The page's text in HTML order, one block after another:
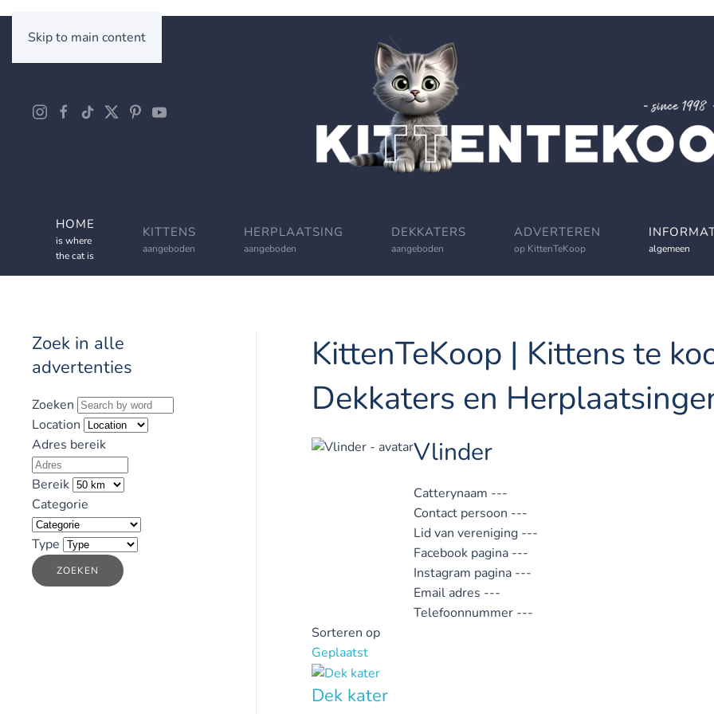
Skip to main content
HOME
is where
the cat is
KITTENS
aangeboden
HERPLAATSING
aangeboden
DEKKATERS
aangeboden
ADVERTEREN
op KittenTeKoop algemeen
KittenTeKoop | Kittens te
Dekkaters en
Vlinder
Catterynaam ---
Contact persoon ---
Lid van vereniging ---
Facebook pagina ---
Instagram pagina ---
Email adres ---
Telefoonnummer ---
Sorteren op
Geplaatst
Dek kater
Zoek in alle
advertenties
Zoeken
Location
Adres bereik
Bereik
Categorie
Type
ZOEKEN